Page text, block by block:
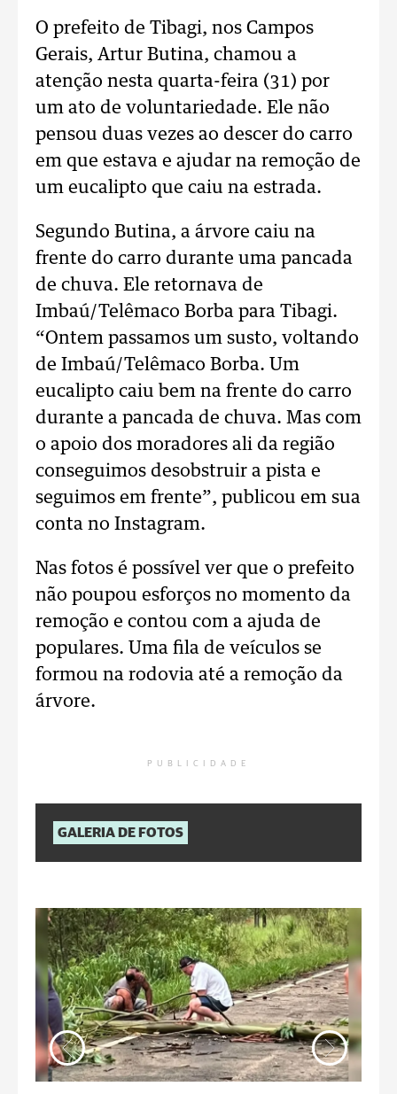
O prefeito de Tibagi, nos Campos
Gerais, Artur Butina, chamou a
atenção nesta quarta-feira (31) por
um ato de voluntariedade. Ele não
pensou duas vezes ao descer do carro
em que estava e ajudar na remoção de
um eucalipto que caiu na estrada.
Segundo Butina, a árvore caiu na
frente do carro durante uma pancada
de chuva. Ele retornava de
Imbaú/Telêmaco Borba para Tibagi.
“Ontem passamos um susto, voltando
de Imbaú/Telêmaco Borba. Um
eucalipto caiu bem na frente do carro
durante a pancada de chuva. Mas com
o apoio dos moradores ali da região
conseguimos desobstruir a pista e
seguimos em frente”, publicou em sua
conta no Instagram.
Nas fotos é possível ver que o prefeito
não poupou esforços no momento da
remoção e contou com a ajuda de
populares. Uma fila de veículos se
formou na rodovia até a remoção da
árvore.
PUBLICIDADE
GALERIA DE FOTOS